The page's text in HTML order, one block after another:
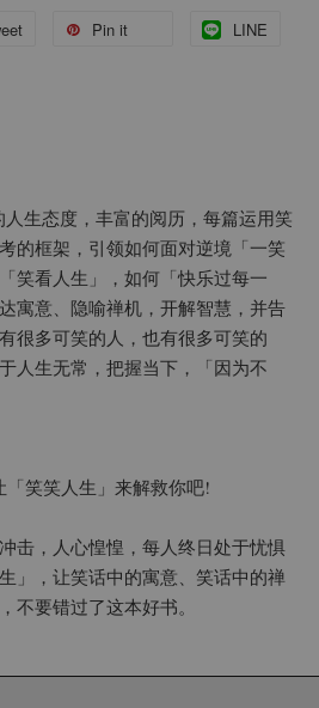
Pin it LINE
态度，丰富的阅历，每篇运用笑
的框架，引领如何面对逆境「一笑
笑看人生」，如何「快乐过每一
意、隐喻禅机，开解智慧，并告
很多可笑的人，也有很多可笑的
人生无常，把握当下，「因为不
笑笑人生」来解救你吧!
，人心惶惶，每人终日处于忧惧
」，让笑话中的寓意、笑话中的禅
不要错过了这本好书。